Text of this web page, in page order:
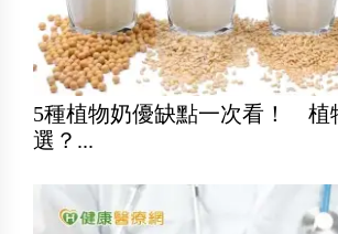
5種植物奶優缺點一次看！ 植
選？...